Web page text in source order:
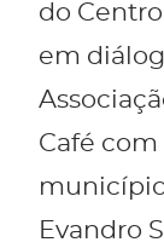
do
em
Café
Evandro